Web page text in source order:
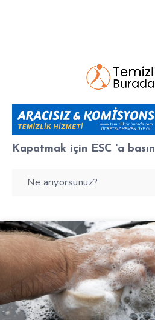
Kapatmak için ESC 'a basın